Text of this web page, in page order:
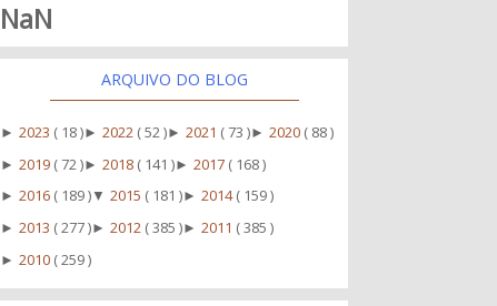
NaN
ARQUIVO DO BLOG
►2023 ( 18 )►2022 ( 52 )►2021 ( 73 )►2020 ( 88 )
►2019 ( 72 )►2018 ( 141 )►2017 ( 168 )
►2016 ( 189 ) ▼2015 ( 181 )►2014( 159 )
►2013 ( 277 )►2012 ( 385 )►2011 ( 385 )
►2010 ( 259 )